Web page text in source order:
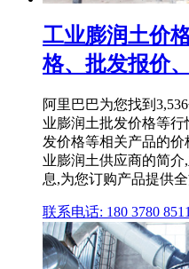
工业膨润土价
格、批发报价
阿里巴巴为您找到
业膨润土批发价格等
发价格等相关产品的
业膨润土供应商的简
息,为您订购产品提供
联系电话: 180 3780 8511